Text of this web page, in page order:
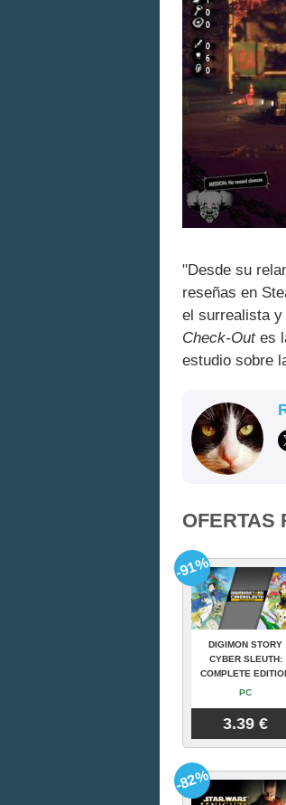
"Desde su
reseñas en
el surrealista y
Check-Outes
estudio sobre
OFERTAS
DIGIMON STORY
CYBER SLEUTH:
COMPLETE
PC
3.39 €
-91%
-82%